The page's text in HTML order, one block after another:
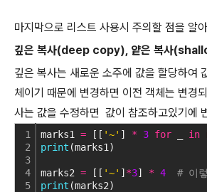
마지막으로 리스트 사용시 주의할 점을 알
깊은 복사(deep copy), 얕은 복사
깊은 복사는 새로운 소주에 값을 할당하여
체이기 때문에 변경하면 이전 객체는 변경
사는 값을 수정하면 값이 참조하고있기에
1
2
3
4
5
marks1 = [[ '~' ] * 3 for in
print (marks1)
marks2 = [[ '~' ] *3] * 4
# 이
print (marks2)